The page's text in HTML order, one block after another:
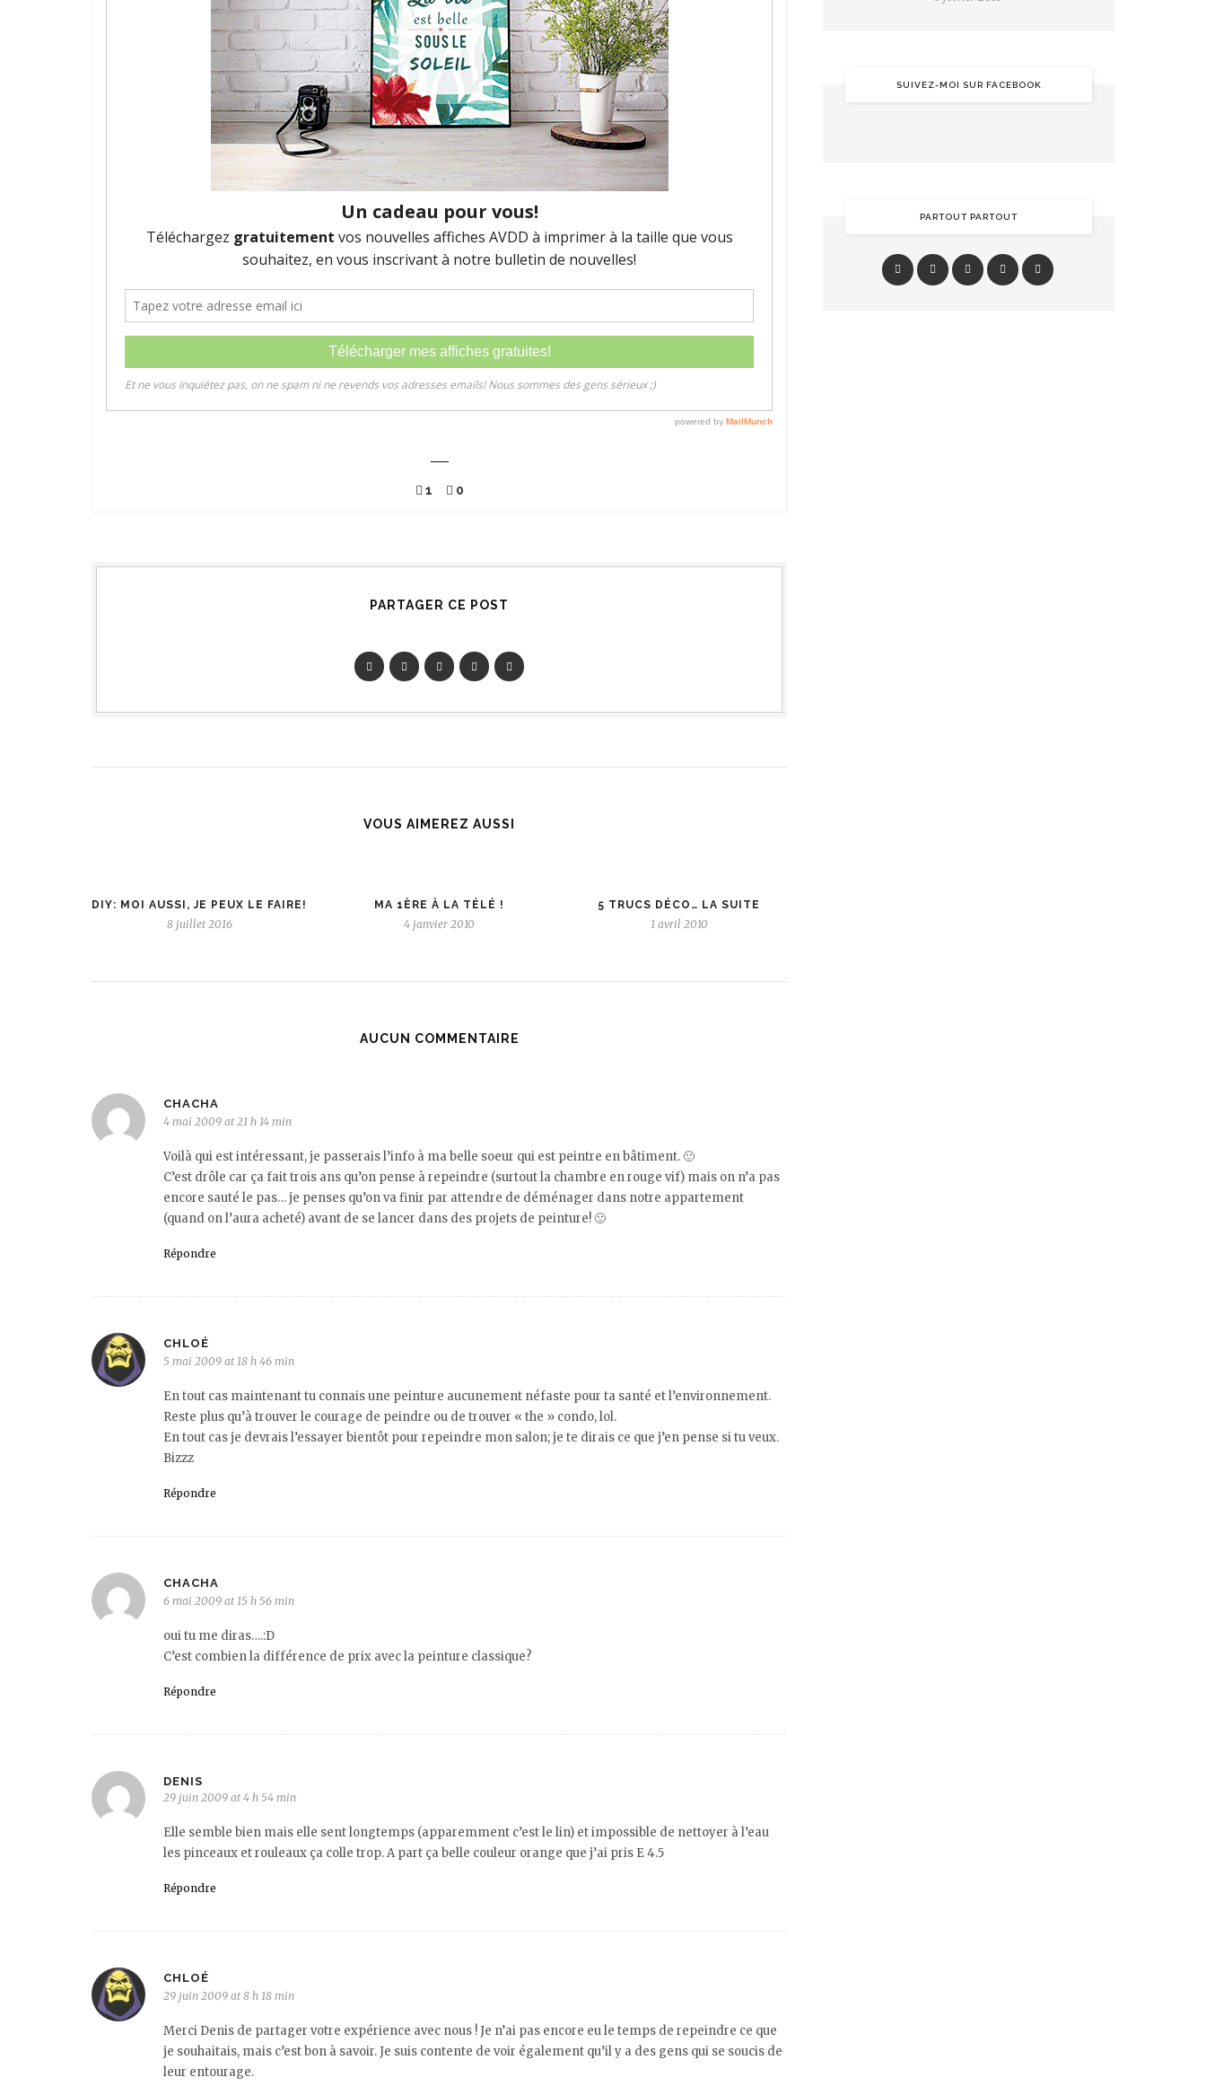
1 0
PARTAGER CE POST
VOUS AIMEREZ AUSSI
DIY: MOI AUSSI, JE PEUX LE FAIRE!
8 juillet 2016
MA 1ÈRE À LA TÉLÉ !
4 janvier 2010
5 TRUCS DÉCO… LA SUITE
1 avril 2010
AUCUN COMMENTAIRE
CHACHA
4 mai 2009 at 21 h 14 min
Voilà qui est intéressant, je passerais l’info à ma belle soeur qui est peintre en bâtiment. 🙂
C’est drôle car ça fait trois ans qu’on pense à repeindre (surtout la chambre en rouge vif) mais on n’a pas
encore sauté le pas… je penses qu’on va finir par attendre de déménager dans notre appartement
(quand on l’aura acheté) avant de se lancer dans des projets de peinture! 🙂
Répondre
CHLOÉ
5 mai 2009 at 18 h 46 min
En tout cas maintenant tu connais une peinture aucunement néfaste pour ta santé et l’environnement.
Reste plus qu’à trouver le courage de peindre ou de trouver « the » condo, lol.
En tout cas je devrais l’essayer bientôt pour repeindre mon salon; je te dirais ce que j’en pense si tu veux.
Bizzz
Répondre
CHACHA
6 mai 2009 at 15 h 56 min
oui tu me diras….:D
C’est combien la différence de prix avec la peinture classique?
Répondre
DENIS
29 juin 2009 at 4 h 54 min
Elle semble bien mais elle sent longtemps (apparemment c’est le lin) et impossible de nettoyer à l’eau
les pinceaux et rouleaux ça colle trop. A part ça belle couleur orange que j’ai pris E 4.5
Répondre
CHLOÉ
29 juin 2009 at 8 h 18 min
Merci Denis de partager votre expérience avec nous ! Je n’ai pas encore eu le temps de repeindre ce que
je souhaitais, mais c’est bon à savoir. Je suis contente de voir également qu’il y a des gens qui se soucis de
leur entourage.
SUIVEZ-MOI SUR FACEBOOK
PARTOUT PARTOUT